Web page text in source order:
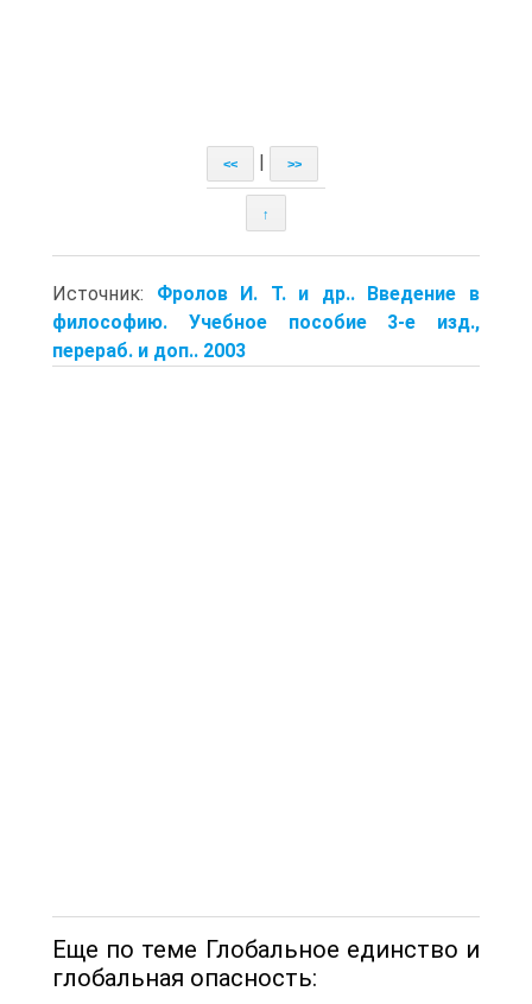
<< >>
↑
Источник: Фролов И. Т. и др.. Введение в
философию. Учебное пособие 3-е изд.,
перераб. и доп.. 2003
Еще по теме Глобальное единство и
глобальная опасность: